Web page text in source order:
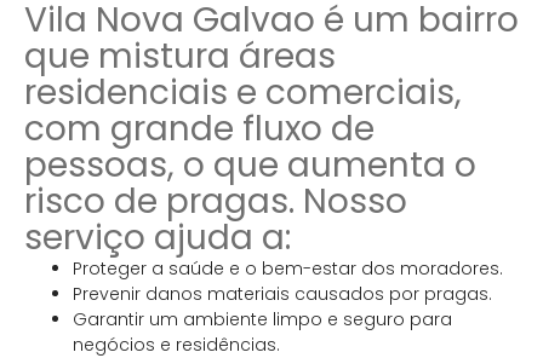
Vila Nova Galvao é um bairro
que mistura áreas
residenciais e comerciais,
com grande fluxo de
pessoas, o que aumenta o
risco de pragas. Nosso
serviço ajuda a:
Proteger a saúde e o bem-estar dos moradores.
Prevenir danos materiais causados por pragas.
Garantir um ambiente limpo e seguro para
negócios e residências.